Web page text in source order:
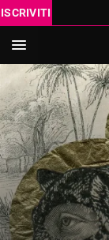
ISCRIVITI
IN
VAI AL
Cerca